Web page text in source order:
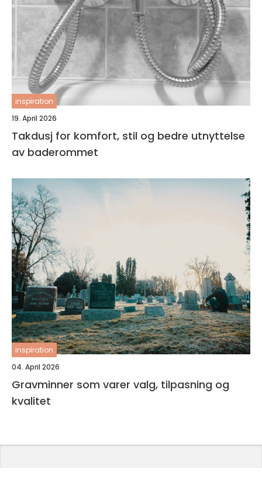
inspiration
19. April 2026
Takdusj for komfort, stil og bedre utnyttelse
av baderommet
inspiration
04. April 2026
Gravminner som varer valg, tilpasning og
kvalitet